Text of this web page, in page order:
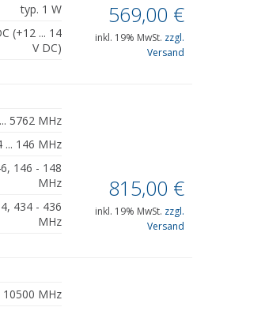
typ. 1 W
(+12 ... 14
V DC)
569,00 €
inkl. 19% MwSt. zzgl.
Versand
5762 MHz
... 146 MHz
146 - 148
MHz
434 - 436
MHz
815,00 €
inkl. 19% MwSt. zzgl.
Versand
10500 MHz